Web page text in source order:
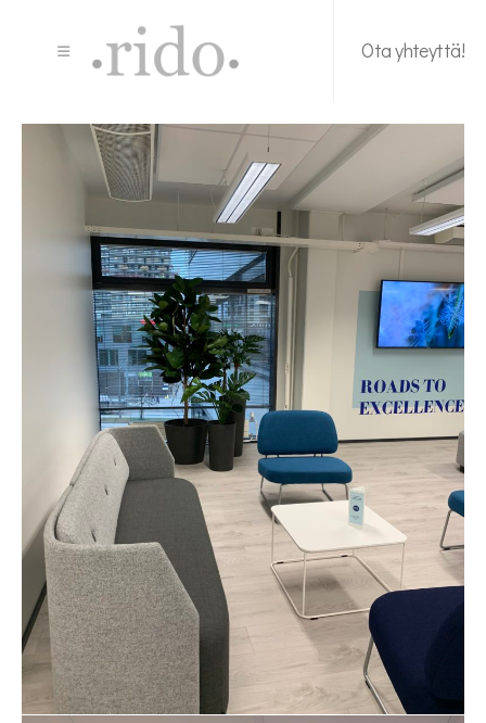
Ota yhteyttä!